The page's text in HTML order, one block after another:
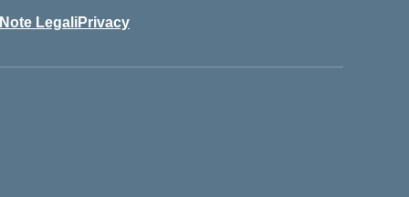
Note LegaliPrivacy